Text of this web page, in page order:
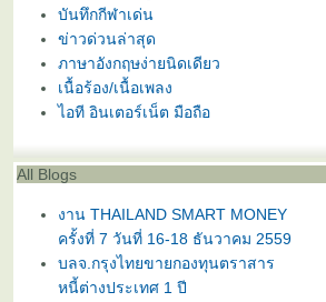
บันทึกกีฬาเด่น
ข่าวด่วนล่าสุด
ภาษาอังกฤษง่ายนิดเดียว
เนื้อร้อง/เนื้อเพลง
ไอที อินเตอร์เน็ต มือถือ
All Blogs
งาน THAILAND SMART MONEY
ครั้งที่ 7 วันที่ 16-18 ธันวาคม 2559
บลจ.กรุงไทยขายกองทุนตราสาร
หนี้ต่างประเทศ 1 ปี